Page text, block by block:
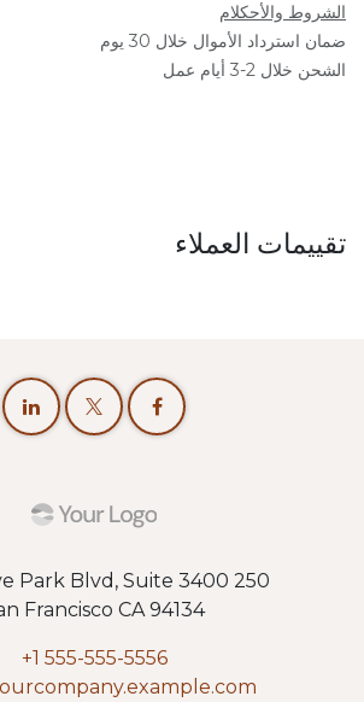
الشروط والأحكلام
ضمان استرداد الأموال خلال 30 يوم
الشحن خلال 2-3 أيام عمل
تقييمات العملاء
250 Executive Park Blvd, Suite 3400
Francisco CA 94134
+1 555-555-5556